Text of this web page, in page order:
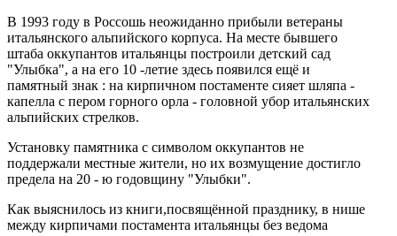
В 1993 году в Россошь неожиданно прибыли ветераны
итальянского альпийского корпуса. На месте бывшего
штаба оккупантов итальянцы построили детский сад
"Улыбка", а на его 10 -летие здесь появился ещё и
памятный знак : на кирпичном постаменте сияет шляпа -
капелла с пером горного орла - головной убор итальянских
альпийских стрелков.
Установку памятника с символом оккупантов не
поддержали местные жители, но их возмущение достигло
предела на 20 - ю годовщину "Улыбки".
Как выяснилось из книги,посвящённой празднику, в нише
между кирпичами постамента итальянцы без ведома